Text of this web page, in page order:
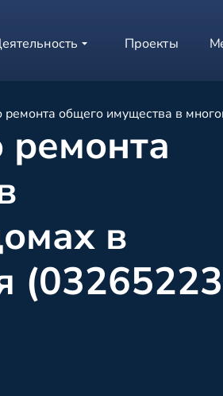
Проекты
ремонта общего имущества в
в